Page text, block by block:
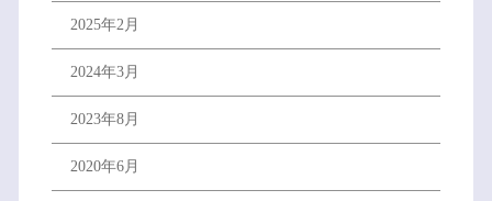
2025年2月
2024年3月
2023年8月
2020年6月